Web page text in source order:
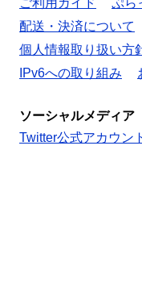
配送・決済について
個人情報取り扱い方
IPv6への取り組み
ソーシャルメディア
Twitter公式アカウン